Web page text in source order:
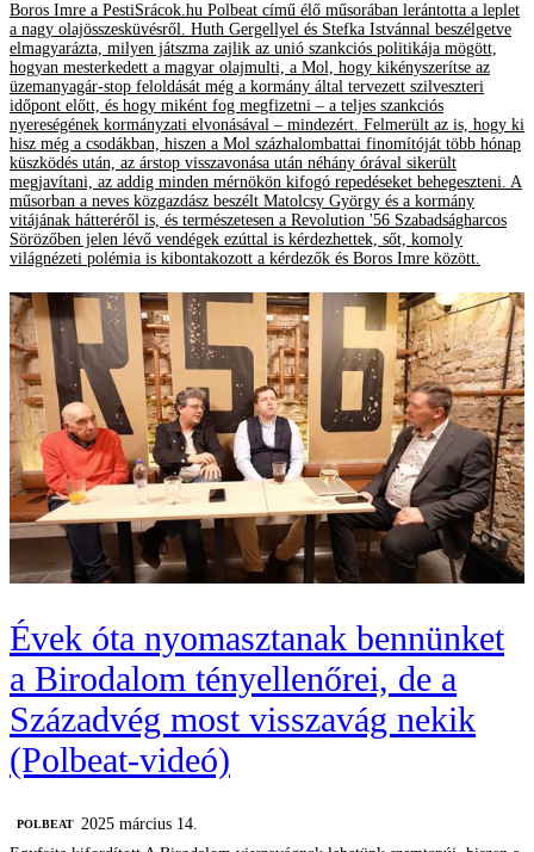
Boros Imre a PestiSrácok.hu Polbeat című élő műsorában lerántotta a leplet
a nagy olajösszesküvésről. Huth Gergellyel és Stefka Istvánnal beszélgetve
elmagyarázta, milyen játszma zajlik az unió szankciós politikája mögött,
hogyan mesterkedett a magyar olajmulti, a Mol, hogy kikényszerítse az
üzemanyagár-stop feloldását még a kormány által tervezett szilveszteri
időpont előtt, és hogy miként fog megfizetni – a teljes szankciós
nyereségének kormányzati elvonásával – mindezért. Felmerült az is, hogy ki
hisz még a csodákban, hiszen a Mol százhalombattai finomítóját több hónap
küszködés után, az árstop visszavonása után néhány órával sikerült
megjavítani, az addig minden mérnökön kifogó repedéseket behegeszteni. A
műsorban a neves közgazdász beszélt Matolcsy György és a kormány
vitájának hátteréről is, és természetesen a Revolution '56 Szabadságharcos
Sörözőben jelen lévő vendégek ezúttal is kérdezhettek, sőt, komoly
világnézeti polémia is kibontakozott a kérdezők és Boros Imre között.
Évek óta nyomasztanak bennünket
a Birodalom tényellenőrei, de a
Századvég most visszavág nekik
(Polbeat-videó)
‎POLBEAT
2025 március 14.